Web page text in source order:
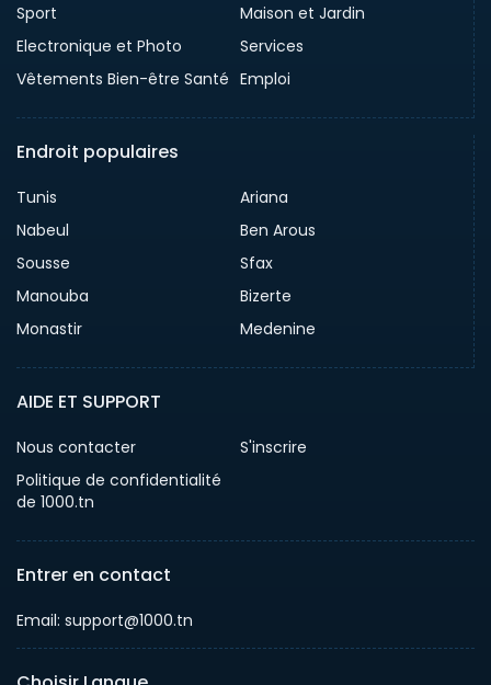
Sport
Maison et Jardin
Electronique et Photo
Services
Vêtements Bien-être Santé Emploi
Endroit populaires
Tunis
Ariana
Nabeul
Ben Arous
Sousse
Sfax
Manouba
Bizerte
Monastir
Medenine
AIDE ET SUPPORT
Nous contacter
S'inscrire
Politique de confidentialité
de 1000.tn
Entrer en contact
Email: support@1000.tn